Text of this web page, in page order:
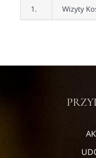
1. Wizyty